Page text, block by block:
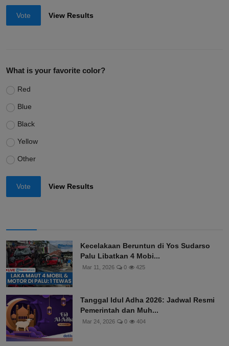
Vote View Results
What is your favorite color?
Red
Blue
Black
Yellow
Other
Vote View Results
Kecelakaan Beruntun di Yos Sudarso
Palu Libatkan 4 Mobi...
Mar 11, 2026 0 425
Tanggal Idul Adha 2026: Jadwal Resmi
Pemerintah dan Muh...
Mar 24, 2026 0 404